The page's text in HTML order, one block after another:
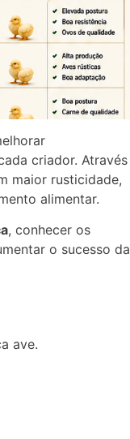
criador. Através
maior rusticidade,
alimentar.
, conhecer os
o sucesso da
ave.